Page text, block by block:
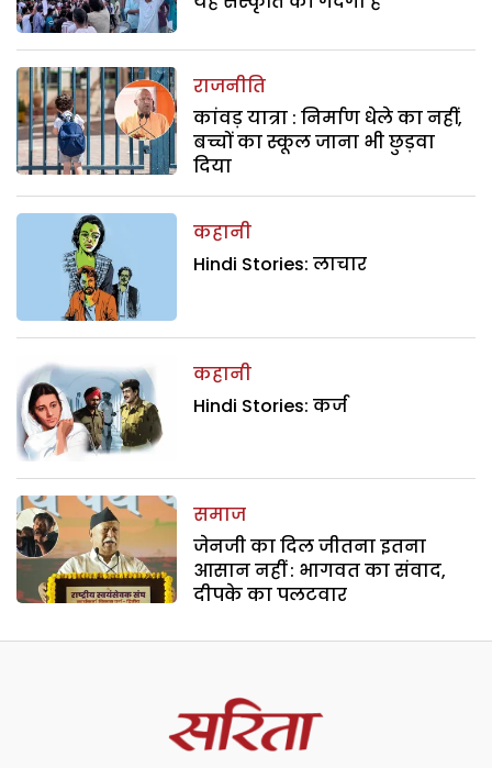
राजनीति
कांवड़ यात्रा : निर्माण धेले का नहीं,
बच्चों का स्कूल जाना भी छुड़वा
दिया
कहानी
Hindi Stories: लाचार
कहानी
Hindi Stories: कर्ज
समाज
जेनजी का दिल जीतना इतना
आसान नहीं : भागवत का संवाद,
दीपके का पलटवार